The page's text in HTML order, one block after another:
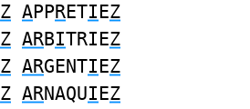
Z APPRETIEZ
Z ARBITRIEZ
Z ARGENTIEZ
Z ARNAQUIEZ